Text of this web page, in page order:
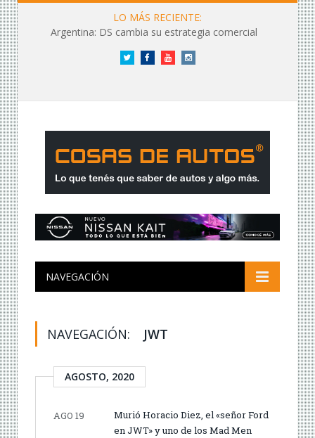
LO MÁS RECIENTE:
Argentina: DS cambia su estrategia comercial
Twitter FacebookYouTubeInstagram
NAVEGACIÓN
NAVEGACIÓN: JWT
AGOSTO, 2020
AGO 19
Murió Horacio Diez, el «señor Ford
en JWT» y uno de los Mad Men